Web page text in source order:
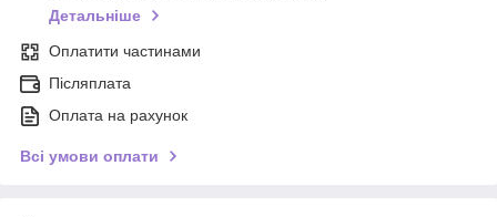
Детальніше
Оплатити частинами
Післяплата
Оплата на рахунок
Всі умови оплати